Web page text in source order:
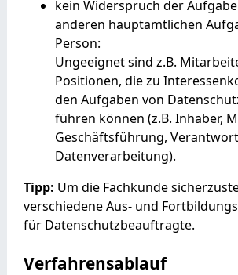
kein Widerspruch der
anderen hauptamtlichen
Person:
Ungeeignet sind z.B.
Positionen, die zu
den Aufgaben von
führen können (z.B. Inhaber,
Geschäftsführung,
Datenverarbeitung).
Tipp: Um die Fachkunde
verschiedene Aus- und
für Datenschutzbeauftragte.
Verfahrensablauf